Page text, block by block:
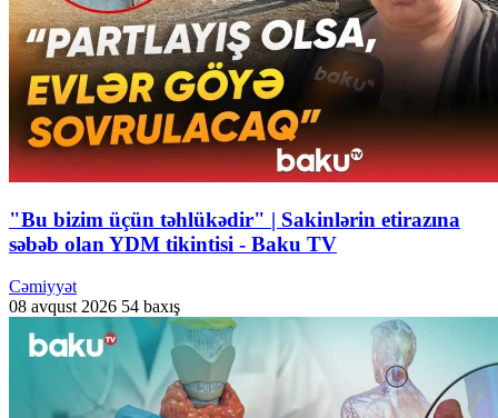
"Bu bizim üçün təhlükədir" | Sakinlərin etirazına
səbəb olan YDM tikintisi - Baku TV
Cəmiyyət
08 avqust 2026 54 baxış